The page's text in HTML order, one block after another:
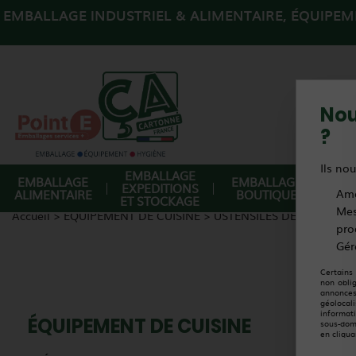
EMBALLAGE INDUSTRIEL & ALIMENTAIRE,
EMBALLAGE
ALIMENTAIRE
EMBALLAGE
EXPEDITIONS
ET STOCKAGE
EMBALLAGE
BOUTIQUE
Accueil >ÉQUIPEMENT DE CUISINE >USTENSILES DE DÉCOUPE
ÉQUIPEMENT DE CUISINE
?
Ils
Certains
non
sous-
en